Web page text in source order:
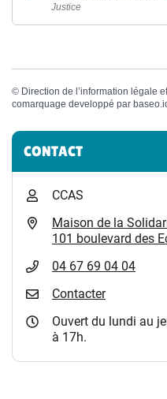
Justice
© Direction de l’information légale
comarquage developpé par
Informations
CONTACT
CCAS
Maison de la
101 boulevard des
04 67 69 04 04
Contacter
Ouvert du lundi au
à 17h.